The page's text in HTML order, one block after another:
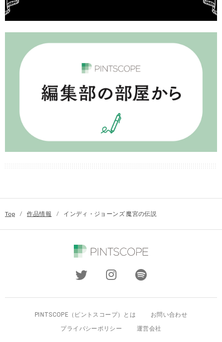
Top / 作品情報 / インディ・ジョーンズ 魔宮の伝説
PINTSCOPE（ピントスコープ）とは
お問い合わせ
プライバシーポリシー
運営会社